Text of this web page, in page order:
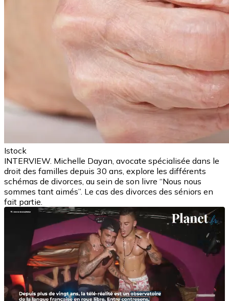
Istock
INTERVIEW. Michelle Dayan, avocate spécialisée dans le
droit des familles depuis 30 ans, explore les différents
schémas de divorces, au sein de son livre “Nous nous
sommes tant aimés”. Le cas des divorces des séniors en
fait partie.